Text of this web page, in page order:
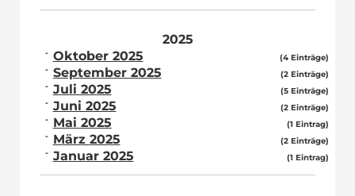
2025
Oktober 2025
(4 Einträge)
September 2025 (2 Einträge)
Juli 2025 (5 Einträge)
Juni 2025 (2 Einträge)
Mai 2025 (1 Eintrag)
März 2025 (2 Einträge)
Januar 2025 (1 Eintrag)